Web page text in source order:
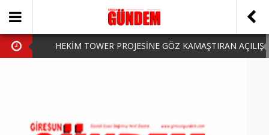
HEKİM TOWER PROJESİNE GÖZ KAMAŞTIRAN AÇILIŞ